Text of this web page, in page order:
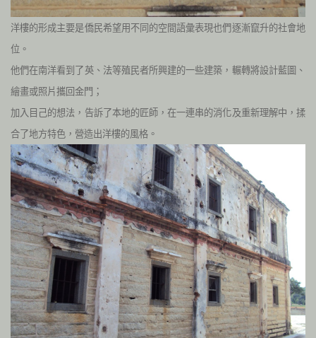
洋樓的形成主要是僑民希望用不同的空間語彙表現也們逐漸竄升的社會地
位。
他們在南洋看到了英、法等殖民者所興建的一些建築，輾轉將設計藍圖、
繪畫或照片攜回金門；
加入目己的想法，告訴了本地的匠師，在一連串的消化及重新理解中，揉
合了地方特色，營造出洋樓的風格。